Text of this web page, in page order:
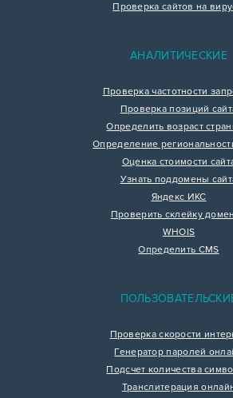
Проверка сайтов на
АНАЛИТИЧЕСКИЕ
Проверка частотности
Проверка позиций
Определить возраст
Определение
Оценка стоимости
Узнать поддомены
Яндекс ИКС
Проверить склейку
WHOIS
Определить CMS
Проверка скорости
Генератор паролей
Подсчет количества
Транслитерация